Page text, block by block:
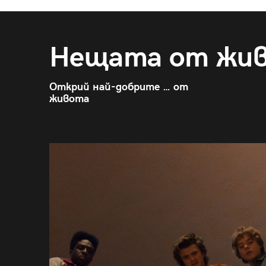
Нещата от
Открий най-добрите … от
живота